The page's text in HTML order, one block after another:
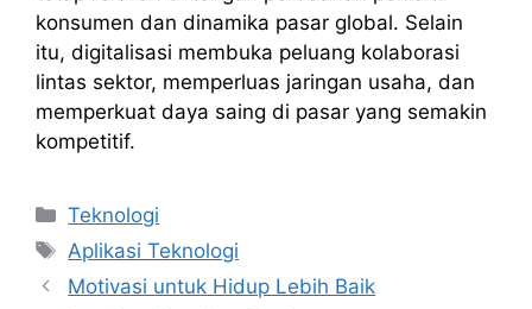
konsumen dan dinamika pasar global. Selain
itu, digitalisasi membuka peluang kolaborasi
lintas sektor, memperluas jaringan usaha, dan
memperkuat daya saing di pasar yang semakin
kompetitif.
Kategori
Teknologi
Tag
Aplikasi Teknologi
Motivasi untuk Hidup Lebih Baik